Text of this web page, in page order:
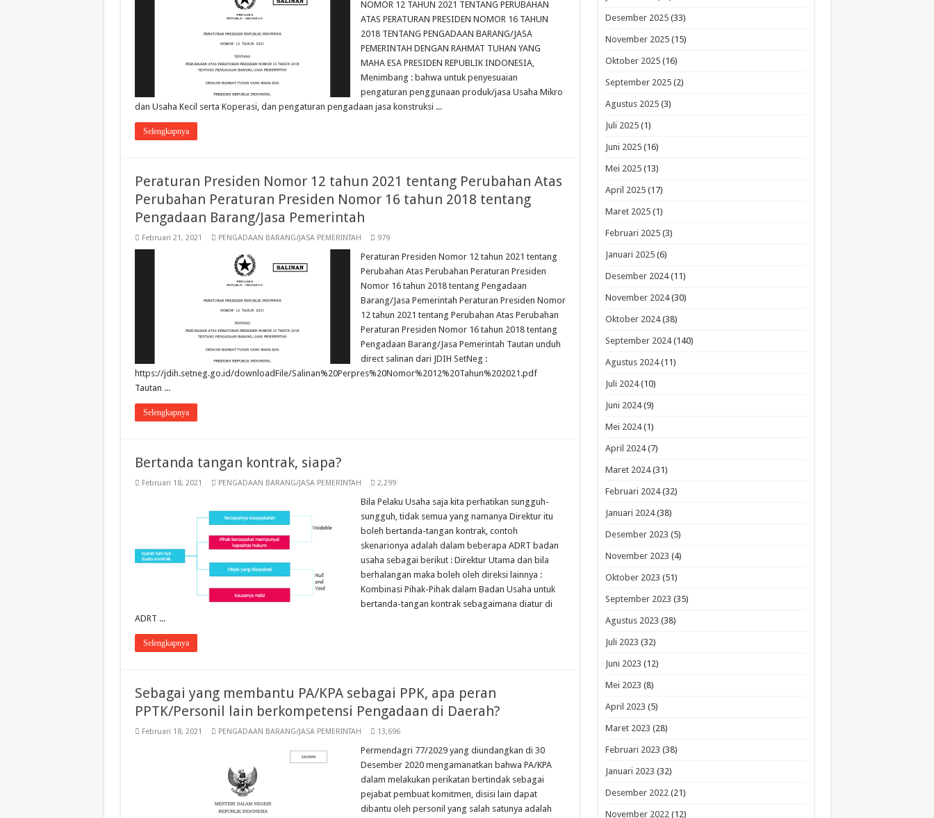
NOMOR 12 TAHUN 2021 TENTANG PERUBAHAN
ATAS PERATURAN PRESIDEN NOMOR 16 TAHUN
2018 TENTANG PENGADAAN BARANG/JASA
PEMERINTAH DENGAN RAHMAT TUHAN YANG
MAHA ESA PRESIDEN REPUBLIK INDONESIA,
Menimbang : bahwa untuk penyesuaian
pengaturan penggunaan produk/jasa Usaha Mikro
dan Usaha Kecil serta Koperasi, dan pengaturan pengadaan jasa konstruksi ...
Selengkapnya
Peraturan Presiden Nomor 12 tahun 2021 tentang Perubahan Atas
Perubahan Peraturan Presiden Nomor 16 tahun 2018 tentang
Pengadaan Barang/Jasa Pemerintah
Februari 21, 2021 PENGADAAN BARANG/JASA PEMERINTAH 979
Peraturan Presiden Nomor 12 tahun 2021 tentang
Perubahan Atas Perubahan Peraturan Presiden
Nomor 16 tahun 2018 tentang Pengadaan
Barang/Jasa Pemerintah Peraturan Presiden Nomor
12 tahun 2021 tentang Perubahan Atas Perubahan
Peraturan Presiden Nomor 16 tahun 2018 tentang
Pengadaan Barang/Jasa Pemerintah Tautan unduh
direct salinan dari JDIH SetNeg :
https://jdih.setneg.go.id/downloadFile/Salinan%20Perpres%20Nomor%2012%20Tahun%202021.pdf
Tautan ...
Selengkapnya
Bertanda tangan kontrak, siapa?
Februari 18, 2021 PENGADAAN BARANG/JASA PEMERINTAH 2,299
Bila Pelaku Usaha saja kita perhatikan sungguh-
sungguh, tidak semua yang namanya Direktur itu
boleh bertanda-tangan kontrak, contoh
skenarionya adalah dalam beberapa ADRT badan
usaha sebagai berikut : Direktur Utama dan bila
berhalangan maka boleh oleh direksi lainnya :
Kombinasi Pihak-Pihak dalam Badan Usaha untuk
bertanda-tangan kontrak sebagaimana diatur di
ADRT ...
Selengkapnya
Sebagai yang membantu PA/KPA sebagai PPK, apa peran
PPTK/Personil lain berkompetensi Pengadaan di Daerah?
Februari 18, 2021 PENGADAAN BARANG/JASA PEMERINTAH 13,696
Permendagri 77/2029 yang diundangkan di 30
Desember 2020 mengamanatkan bahwa PA/KPA
dalam melakukan perikatan bertindak sebagai
pejabat pembuat komitmen, disisi lain dapat
dibantu oleh personil yang salah satunya adalah
Desember 2025(33)
November 2025(15)
Oktober 2025(16)
September 2025(2)
Agustus 2025(3)
Juli 2025(1)
Juni 2025(16)
Mei 2025(13)
April 2025(17)
Maret 2025(1)
Februari 2025(3)
Januari 2025(6)
Desember 2024(11)
November 2024(30)
Oktober 2024(38)
September 2024(140)
Agustus 2024(11)
Juli 2024(10)
Juni 2024(9)
Mei 2024(1)
April 2024(7)
Maret 2024(31)
Februari 2024(32)
Januari 2024(38)
Desember 2023 (5)
November 2023 (4)
Oktober 2023 (51)
September 2023 (35)
Agustus 2023 (38)
Juli 2023 (32)
Juni 2023 (12)
Mei 2023 (8)
April 2023 (5)
Maret 2023 (28)
Februari 2023 (38)
Januari 2023 (32)
Desember 2022(21)
November 2022(12)